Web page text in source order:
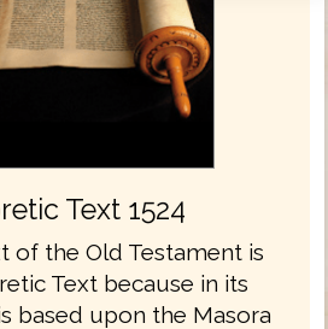
Text 1524
of the Old Testament is
Text because in its
based upon the Masora